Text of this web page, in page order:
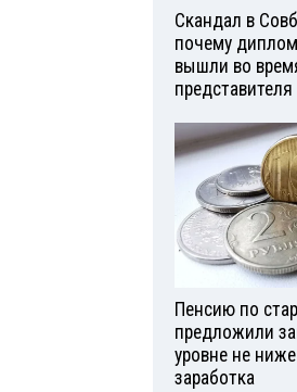
Скандал в
почему
вышли во
Пенсию по
предложили
уровне не
заработка